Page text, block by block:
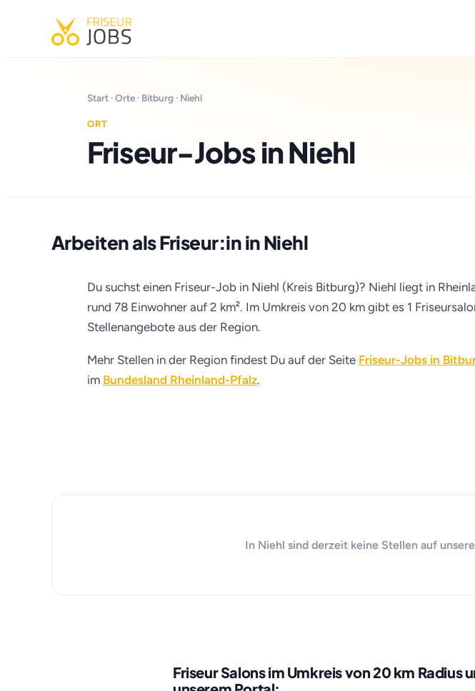
Start ·Orte · Bitburg · Niehl
ORT
Friseur-Jobs in Niehl
Arbeiten als Friseur:in in Niehl
Du suchst einen Friseur-Job in Niehl (Kreis Bitburg)? Niehl liegt in
rund 78 Einwohner auf 2 km². Im Umkreis von 20 km gibt es 1
Stellenangebote aus der Region.
Mehr Stellen in der Region findest Du auf der Seite Friseur-Jobs in
im Bundesland Rheinland-Pfalz.
In Niehl sind derzeit keine Stellen auf
Friseur Salons im Umkreis von 20 km Radius